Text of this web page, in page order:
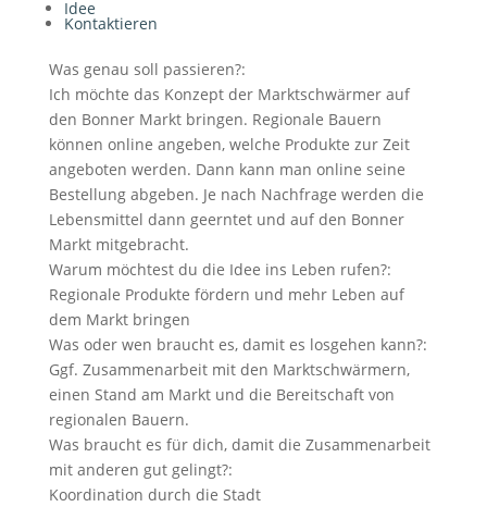
Idee
Kontaktieren
Was genau soll passieren?:
Ich möchte das Konzept der Marktschwärmer auf
den Bonner Markt bringen. Regionale Bauern
können online angeben, welche Produkte zur Zeit
angeboten werden. Dann kann man online seine
Bestellung abgeben. Je nach Nachfrage werden die
Lebensmittel dann geerntet und auf den Bonner
Markt mitgebracht.
Warum möchtest du die Idee ins Leben rufen?:
Regionale Produkte fördern und mehr Leben auf
dem Markt bringen
Was oder wen braucht es, damit es losgehen kann?:
Ggf. Zusammenarbeit mit den Marktschwärmern,
einen Stand am Markt und die Bereitschaft von
regionalen Bauern.
Was braucht es für dich, damit die Zusammenarbeit
mit anderen gut gelingt?:
Koordination durch die Stadt